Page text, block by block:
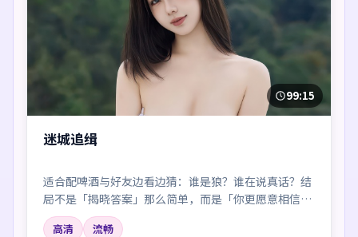
99:15
迷城追缉
适合配啤酒与好友边看边猜：谁是狼？谁在说真话？结
局不是「揭晓答案」那么简单，而是「你更愿意相信
谁」。
高清
流畅